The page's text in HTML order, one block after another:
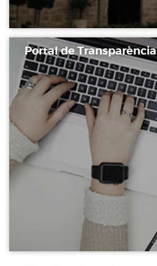
Portal de Transparència